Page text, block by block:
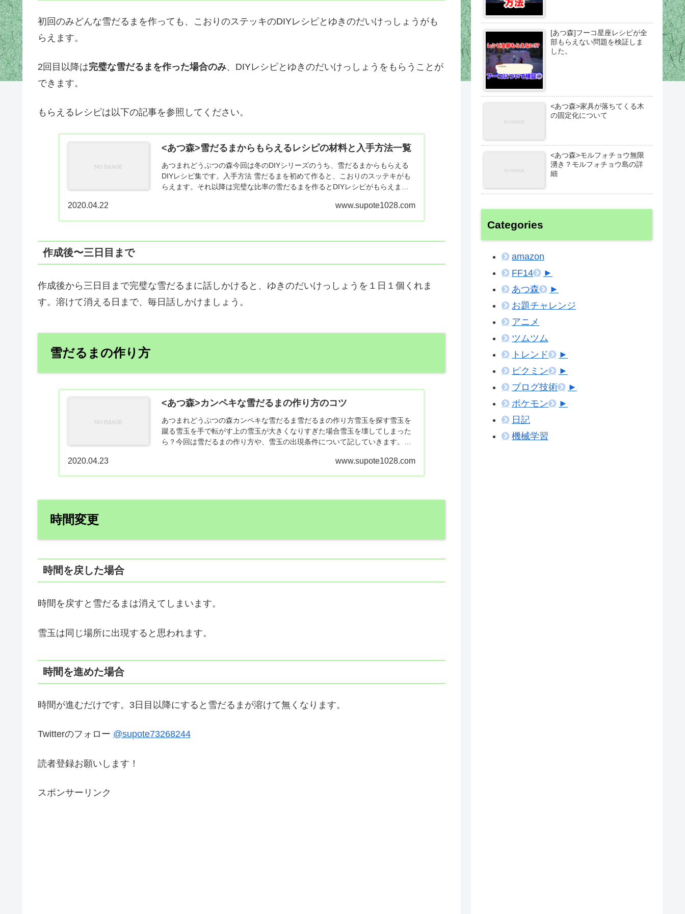
初回のみどんな雪だるまを作っても、こおりのステッキのDIYレシピとゆきのだいけっしょうがも
らえます。
2回目以降は完璧な雪だるまを作った場合のみ、DIYレシピとゆきのだいけっしょうをもらうことが
できます。
もらえるレシピは以下の記事を参照してください。
<あつ森>雪だるまからもらえるレシピの材料と入手方法一覧
あつまれどうぶつの森今回は冬のDIYシリーズのうち、雪だるまからもらえる
DIYレシピ集です。入手方法 雪だるまを初めて作ると、こおりのスッテキがも
らえます。それ以降は完璧な比率の雪だるまを作るとDIYレシピがもらえま
www.supote1028.com
2020.04.22
作成後〜三日目まで
作成後から三日目まで完璧な雪だるまに話しかけると、ゆきのだいけっしょうを１日１個くれま
す。溶けて消える日まで、毎日話しかけましょう。
雪だるまの作り方
<あつ森>カンペキな雪だるまの作り方のコツ
あつまれどうぶつの森カンペキな雪だるま雪だるまの作り方雪玉を探す雪玉を
蹴る雪玉を手で転がす上の雪玉が大きくなりすぎた場合雪玉を壊してしまった
ら？今回は雪だるまの作り方や、雪玉の出現条件について記していきます。出
www.supote1028.com
2020.04.23
時間変更
時間を戻した場合
時間を戻すと雪だるまは消えてしまいます。
雪玉は同じ場所に出現すると思われます。
時間を進めた場合
時間が進むだけです。3日目以降にすると雪だるまが溶けて無くなります。
Twitterのフォロー @supote73268244
読者登録お願いします！
スポンサーリンク
[あつ森]フーコ星座レシピが全
部もらえない問題を検証しま
した。
<あつ森>家具が落ちてくる木
の固定化について
<あつ森>モルフォチョウ無限
湧き？モルフォチョウ島の詳
細
Categories
amazon
FF14
►
あつ森
►
お題チャレンジ
アニメ
ツムツム
トレンド
►
ピクミン
►
ブログ技術
►
ポケモン
►
日記
機械学習